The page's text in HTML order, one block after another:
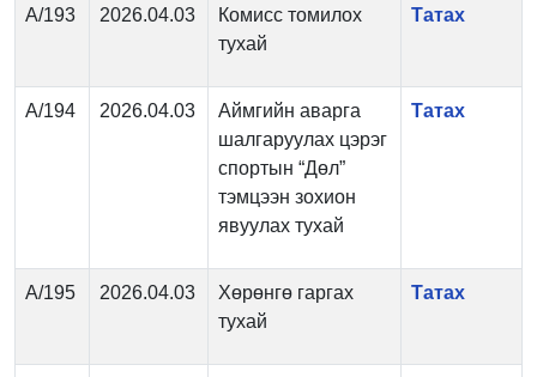
А/193 2026.04.03
Комисс томилох
тухай
Татах
А/194 2026.04.03
Аймгийн аварга
шалгаруулах цэрэг
спортын “Дөл”
тэмцээн зохион
явуулах тухай
Татах
А/195 2026.04.03
Хөрөнгө гаргах
тухай
Татах